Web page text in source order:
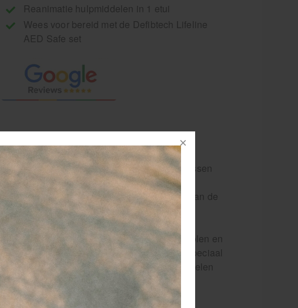
Reanimatie hulpmiddelen in 1 etui
Wees voor bereid met de Defibtech Lifeline
AED Safe set
ten behoeve van handelingen bij het toepassen
gangbare benodigdheden ten behoeve van de
voor bedrijven, sportverenigingen, scholen en
Deze gebruiksvriendelijke AED-set is speciaal
nodig is om direct levensreddend te handelen